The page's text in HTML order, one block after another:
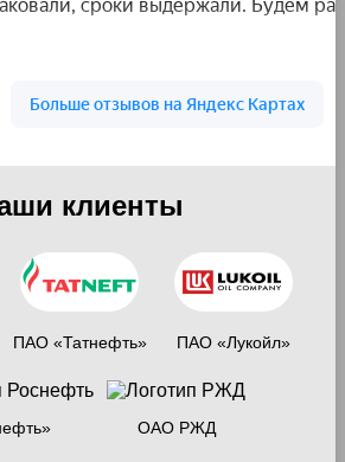
клиенты
ПАО «Татнефть» ПАО «Лукойл»
ОАО РЖД